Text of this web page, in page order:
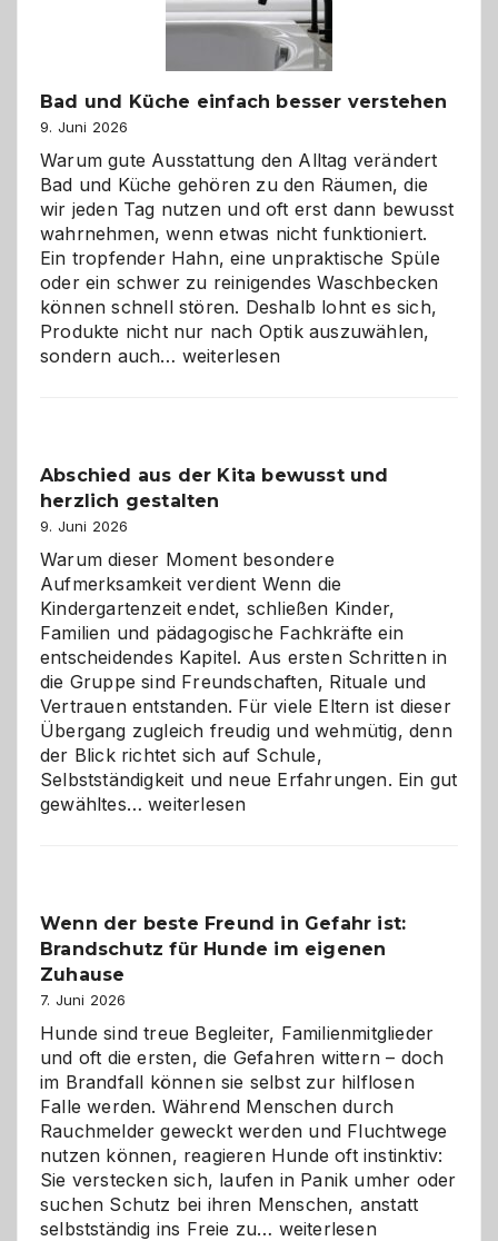
Bad und Küche einfach besser verstehen
9. Juni 2026
Warum gute Ausstattung den Alltag verändert
Bad und Küche gehören zu den Räumen, die
wir jeden Tag nutzen und oft erst dann bewusst
wahrnehmen, wenn etwas nicht funktioniert.
Ein tropfender Hahn, eine unpraktische Spüle
oder ein schwer zu reinigendes Waschbecken
können schnell stören. Deshalb lohnt es sich,
Produkte nicht nur nach Optik auszuwählen,
sondern auch… Bad
verstehen
weiterlesen
Abschied aus der Kita bewusst und
herzlich gestalten
9. Juni 2026
Warum dieser Moment besondere
Aufmerksamkeit verdient Wenn die
Kindergartenzeit endet, schließen Kinder,
Familien und pädagogische Fachkräfte ein
entscheidendes Kapitel. Aus ersten Schritten in
die Gruppe sind Freundschaften, Rituale und
Vertrauen entstanden. Für viele Eltern ist dieser
Übergang zugleich freudig und wehmütig, denn
der Blick richtet sich auf Schule,
Selbstständigkeit und neue Erfahrungen. Ein gut
gewähltes…Abschied
und
herzlich
weiterlesen
Wenn der beste Freund in Gefahr ist:
Brandschutz für Hunde im eigenen
Zuhause
7. Juni 2026
Hunde sind treue Begleiter, Familienmitglieder
und oft die ersten, die Gefahren wittern – doch
im Brandfall können sie selbst zur hilflosen
Falle werden. Während Menschen durch
Rauchmelder geweckt werden und Fluchtwege
nutzen können, reagieren Hunde oft instinktiv:
Sie verstecken sich, laufen in Panik umher oder
suchen Schutz bei ihren Menschen, anstatt
selbstständig ins Freie zu… Wenn
weiterlesen